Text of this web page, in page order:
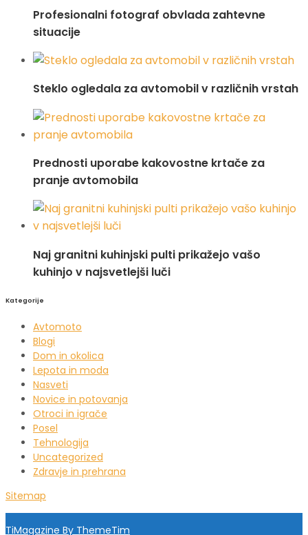
Profesionalni fotograf obvlada zahtevne
situacije
Steklo ogledala za avtomobil v različnih vrstah
Prednosti uporabe kakovostne krtače za
pranje avtomobila
Naj granitni kuhinjski pulti prikažejo vašo
kuhinjo v najsvetlejši luči
Kategorije
Avtomoto
Blogi
Dom in okolica
Lepota in moda
Nasveti
Novice in potovanja
Otroci in igrače
Posel
Tehnologija
Uncategorized
Zdravje in prehrana
Sitemap
TiMagazine By ThemeTim